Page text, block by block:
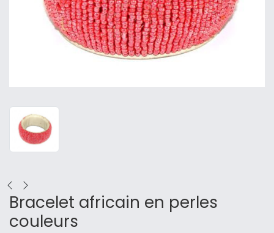
Bracelet africain en perles
couleurs